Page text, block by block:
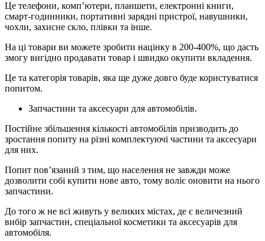
Це телефони, комп’ютери, планшети, електронні книги,
смарт-годинники, портативні зарядні пристрої, навушники,
чохли, захисне скло, плівки та інше.
На ці товари ви можете зробити націнку в 200-400%, що дасть
змогу вигідно продавати товар і швидко окупити вкладення.
Це та категорія товарів, яка ще дуже довго буде користуватися
попитом.
Запчастини та аксесуари для автомобілів.
Постійне збільшення кількості автомобілів призводить до
зростання попиту на різні комплектуючі частини та аксесуари
для них.
Попит пов’язаний з тим, що населення не завжди може
дозволити собі купити нове авто, тому воліє оновити на нього
запчастини.
До того ж не всі живуть у великих містах, де є величезний
вибір запчастин, спеціальної косметики та аксесуарів для
автомобіля.